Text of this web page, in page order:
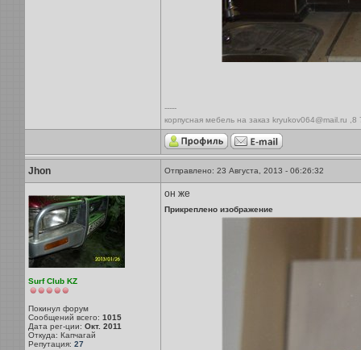
-----
корпусная мебель на заказ kryukov064@mail.ru
Jhon Отправлено: 23 Августа, 2013 - 06:26:32
Surf Club KZ
Покинул форум
Сообщений всего: 1015
Дата рег-ции: Окт. 2011
Откуда: Капчагай
Репутация: 27
он же
Прикреплено изображение